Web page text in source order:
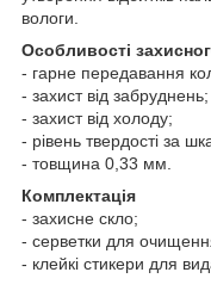
вологи.
Особливості
- гарне передавання
- захист від забруднень;
- захист від холоду;
- рівень твердості за
- товщина 0,33 мм.
Комплектація
- захисне скло;
- серветки для
- клейкі стикери для